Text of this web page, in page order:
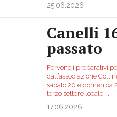
25.06.2026
Canelli
passato
Fervono i preparativi
dall’associazione
sabato 20 e domenica
terzo settore locale,
17.06.2026